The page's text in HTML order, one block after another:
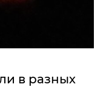
в разных